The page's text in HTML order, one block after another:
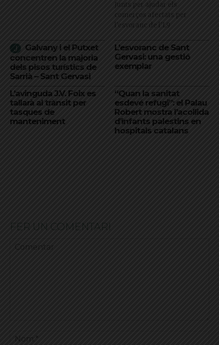
Junts per ajudar els
comerços afectats per
l'esvoranc de l'L9
Galvany i el Putxet
concentren la majoria
dels pisos turístics de
Sarrià – Sant Gervasi
L’esvoranc de Sant
Gervasi: una gestió
exemplar
L’avinguda J.V. Foix es
tallarà al trànsit per
tasques de
manteniment
“Quan la sanitat
esdevé refugi”: el Palau
Robert mostra l’acollida
d’infants palestins en
hospitals catalans
FER UN COMENTARI